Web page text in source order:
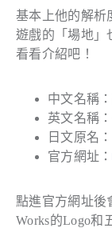
基本上他的解
遊戲的「場地」
看看介紹吧！
中文名稱
英文名稱
日文原名
官方網址：
點進官方網址後
Works的Logo和